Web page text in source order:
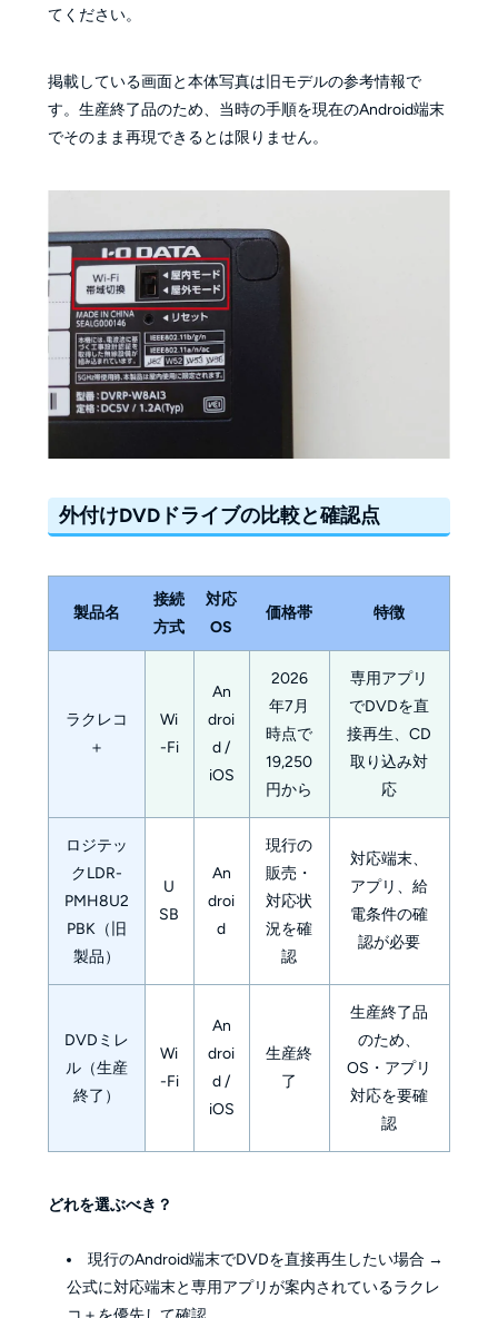
てください。
掲載している画面と本体写真は旧モデルの参考情報で
す。生産終了品のため、当時の手順を現在のAndroid端末
でそのまま再現できるとは限りません。
外付けDVDドライブの比較と確認点
製品名
接続
方式
対応
OS
価格帯 特徴
ラクレコ
＋
Wi
-Fi
An
droi
d /
iOS
2026
年7月
時点で
19,250
円から
専用アプリ
でDVDを直
接再生、CD
取り込み対
応
ロジテッ
クLDR-
PMH8U2
PBK（旧
製品）
U
SB
An
droi
d
現行の
販売・
対応状
況を確
認
対応端末、
アプリ、給
電条件の確
認が必要
DVDミレ
ル（生産
終了）
Wi
-Fi
An
droi
d /
iOS
生産終
了
生産終了品
のため、
OS・アプリ
対応を要確
認
どれを選ぶべき？
現行のAndroid端末でDVDを直接再生したい場合 →
公式に対応端末と専用アプリが案内されているラクレ